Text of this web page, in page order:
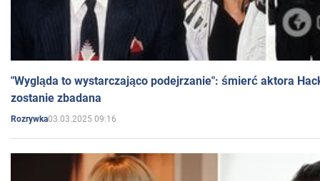
"Wygląda to wystarczająco podejrzanie": śmierć aktora
zostanie zbadana
Rozrywka03.03.2025 09:16